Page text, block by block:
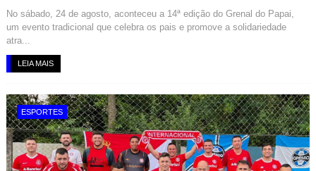
No sábado, 24 de agosto, aconteceu a 14ª edição do Grenal do Papai,
um evento tradicional que celebra os pais e promove a solidariedade
atra...
LEIA MAIS
ESPORTES